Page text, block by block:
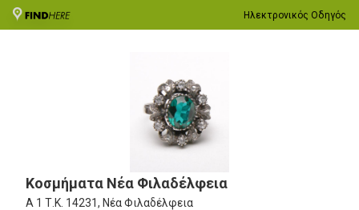
Ηλεκτρονικός Οδηγός
Κοσμήματα Νέα Φιλαδέλφεια
Α 1 Τ.Κ. 14231, Νέα Φιλαδέλφεια